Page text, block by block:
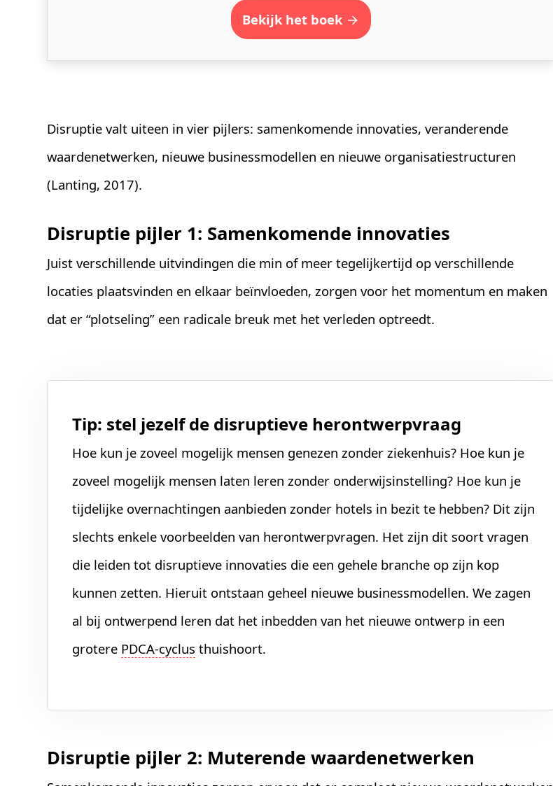
bekijk het boek
Disruptie valt uiteen in vier pijlers: samenkomende innovaties, veranderende
waardenetwerken, nieuwe businessmodellen en nieuwe organisatiestructuren
(Lanting, 2017).
Disruptie pijler 1: Samenkomende innovaties
Juist verschillende uitvindingen die min of meer tegelijkertijd op verschillende
locaties plaatsvinden en elkaar beïnvloeden, zorgen voor het momentum en maken
dat er “plotseling” een radicale breuk met het verleden optreedt.
Tip: stel jezelf de disruptieve herontwerpvraag
Hoe kun je zoveel mogelijk mensen genezen zonder ziekenhuis? Hoe kun je
zoveel mogelijk mensen laten leren zonder onderwijsinstelling? Hoe kun je
tijdelijke overnachtingen aanbieden zonder hotels in bezit te hebben? Dit zijn
slechts enkele voorbeelden van herontwerpvragen. Het zijn dit soort vragen
die leiden tot disruptieve innovaties die een gehele branche op zijn kop
kunnen zetten. Hieruit ontstaan geheel nieuwe businessmodellen. We zagen
al bij ontwerpend leren dat het inbedden van het nieuwe ontwerp in een
grotere PDCA-cyclus thuishoort.
Disruptie pijler 2: Muterende waardenetwerken